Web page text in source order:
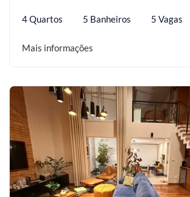
4 Quartos 5 Banheiros 5 Vagas
Mais informações